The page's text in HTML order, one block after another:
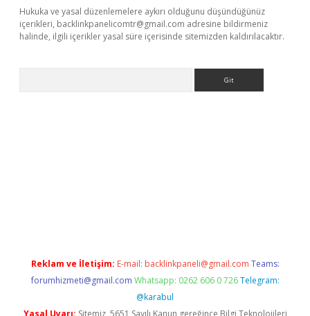
Hukuka ve yasal düzenlemelere aykırı olduğunu düşündüğünüz
içerikleri, backlinkpanelicomtr@gmail.com adresine bildirmeniz
halinde, ilgili içerikler yasal süre içerisinde sitemizden kaldırılacaktır.
Reklam ve İletişim: E-mail: backlinkpaneli@gmail.com Teams:
forumhizmeti@gmail.com Whatsapp: 0262 606 0 726 Telegram:
@karabul
Yasal Uyarı: Sitemiz, 5651 Sayılı Kanun gereğince Bilgi Teknolojileri